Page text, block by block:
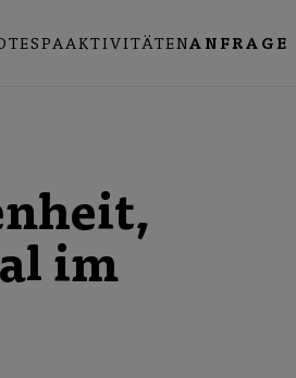
SPAAKTIVITÄTENANFRAGE
im